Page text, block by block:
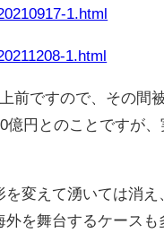
1.html
1.html
前ですので、その間
円とのことですが
変えて湧いては消
を舞台するケース